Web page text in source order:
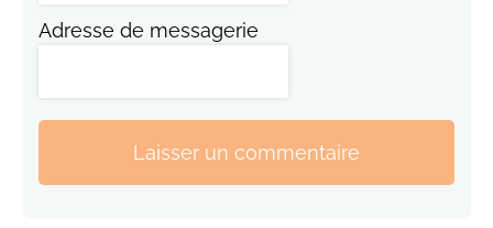
Adresse de messagerie
Laisser un commentaire